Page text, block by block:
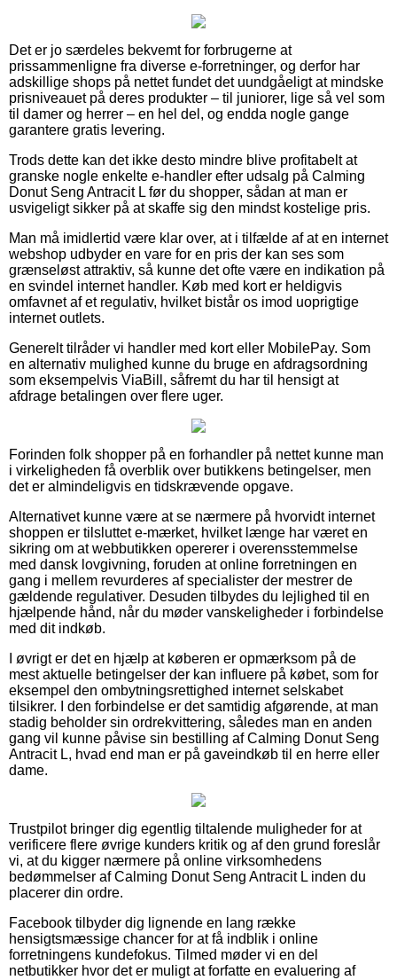
Det er jo særdeles bekvemt for forbrugerne at
prissammenligne fra diverse e-forretninger, og derfor har
adskillige shops på nettet fundet det uundgåeligt at mindske
prisniveauet på deres produkter – til juniorer, lige så vel som
til damer og herrer – en hel del, og endda nogle gange
garantere gratis levering.
Trods dette kan det ikke desto mindre blive profitabelt at
granske nogle enkelte e-handler efter udsalg på Calming
Donut Seng Antracit L før du shopper, sådan at man er
usvigeligt sikker på at skaffe sig den mindst kostelige pris.
Man må imidlertid være klar over, at i tilfælde af at en internet
webshop udbyder en vare for en pris der kan ses som
grænseløst attraktiv, så kunne det ofte være en indikation på
en svindel internet handler. Køb med kort er heldigvis
omfavnet af et regulativ, hvilket bistår os imod uoprigtige
internet outlets.
Generelt tilråder vi handler med kort eller MobilePay. Som
en alternativ mulighed kunne du bruge en afdragsordning
som eksempelvis ViaBill, såfremt du har til hensigt at
afdrage betalingen over flere uger.
Forinden folk shopper på en forhandler på nettet kunne man
i virkeligheden få overblik over butikkens betingelser, men
det er almindeligvis en tidskrævende opgave.
Alternativet kunne være at se nærmere på hvorvidt internet
shoppen er tilsluttet e-mærket, hvilket længe har været en
sikring om at webbutikken opererer i overensstemmelse
med dansk lovgivning, foruden at online forretningen en
gang i mellem revurderes af specialister der mestrer de
gældende regulativer. Desuden tilbydes du lejlighed til en
hjælpende hånd, når du møder vanskeligheder i forbindelse
med dit indkøb.
I øvrigt er det en hjælp at køberen er opmærksom på de
mest aktuelle betingelser der kan influere på købet, som for
eksempel den ombytningsrettighed internet selskabet
tilsikrer. I den forbindelse er det samtidig afgørende, at man
stadig beholder sin ordrekvittering, således man en anden
gang vil kunne påvise sin bestilling af Calming Donut Seng
Antracit L, hvad end man er på gaveindkøb til en herre eller
dame.
Trustpilot bringer dig egentlig tiltalende muligheder for at
verificere flere øvrige kunders kritik og af den grund foreslår
vi, at du kigger nærmere på online virksomhedens
bedømmelser af Calming Donut Seng Antracit L inden du
placerer din ordre.
Facebook tilbyder dig lignende en lang række
hensigtsmæssige chancer for at få indblik i online
forretningens kundefokus. Tilmed møder vi en del
netbutikker hvor det er muligt at forfatte en evaluering af